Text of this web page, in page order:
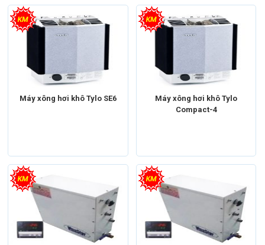
Máy xông hơi khô Tylo SE6
Máy xông hơi khô Tylo
Compact-4